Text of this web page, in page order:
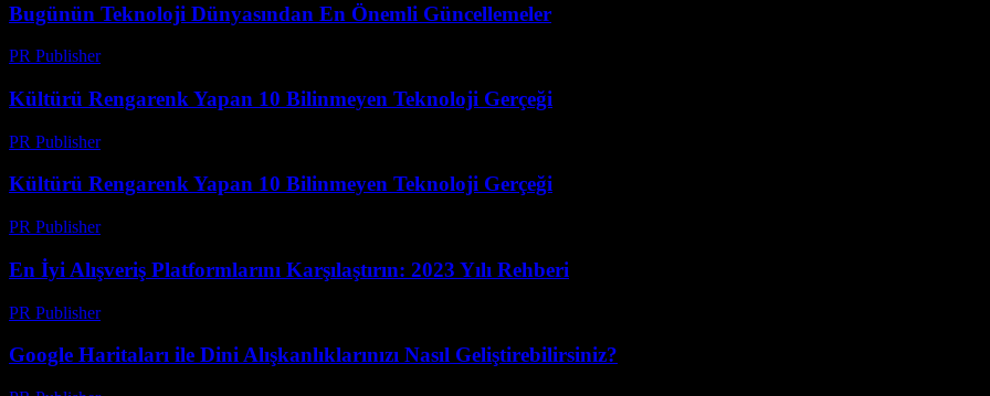
Bugünün Teknoloji Dünyasından En Önemli Güncellemeler
PR Publisher-
Kültürü Rengarenk Yapan 10 Bilinmeyen Teknoloji Gerçeği
PR Publisher-
Kültürü Rengarenk Yapan 10 Bilinmeyen Teknoloji Gerçeği
PR Publisher-
En İyi Alışveriş Platformlarını Karşılaştırın: 2023 Yılı Rehberi
PR Publisher-
Google Haritaları ile Dini Alışkanlıklarınızı Nasıl Geliştirebilirsiniz?